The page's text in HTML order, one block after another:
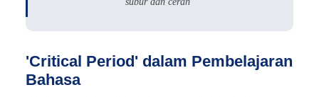
'Critical Period' dalam Pembelajaran
Bahasa